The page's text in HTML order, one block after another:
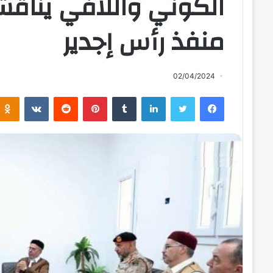
منفذ رأس إجدير
02/04/2024
فيسبوك تويتر لينكدإن ‏Tumblr بينتيريست
‏Reddit
‏VKontakte